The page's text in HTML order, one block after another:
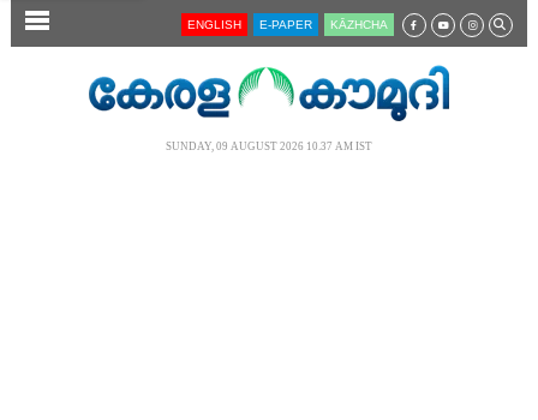
SECTIONS ENGLISH E-PAPER KĀZHCHA
SUNDAY, 09 AUGUST 2026 10.37 AM IST